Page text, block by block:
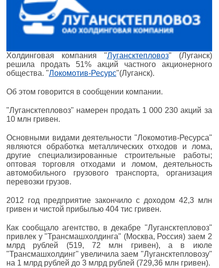
Холдинговая компания "Лугансктепловоз" (Луганск)
решила продать 51% акций частного акционерного
общества. "Локомотив-Ресурс"(Луганск).
Об этом говорится в сообщении компании.
"Лугансктепловоз" намерен продать 1 000 230 акций за
10 млн гривен.
Основными видами деятельности "Локомотив-Ресурса"
являются обработка металлических отходов и лома,
другие специализированные строительные работы;
оптовая торговля отходами и ломом, деятельность
автомобильного грузового транспорта, организация
перевозки грузов.
2012 год предприятие закончило с доходом 42,3 млн
гривен и чистой прибылью 404 тис гривен.
Как сообщало агентство, в декабре "Лугансктепловоз"
привлек у "Трансмашхолдинга" (Москва, Россия) заем 2
млрд рублей (519, 72 млн гривен), а в июле
"Трансмашхолдинг" увеличила заем "Лугансктепловозу"
на 1 млрд рублей до 3 млрд рублей (729,36 млн гривен).